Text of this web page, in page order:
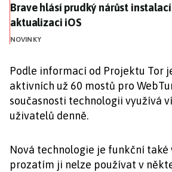
Brave hlásí prudký nárůst
aktualizaci iOS
NOVINKY
Podle informací od Projektu Tor
aktivních už 60 mostů pro
současnosti technologii využívá
uživatelů denně.
Nová technologie je funkční také
prozatím ji nelze používat v